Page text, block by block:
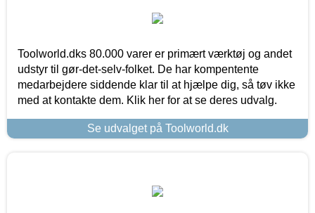
Toolworld.dks 80.000 varer er primært værktøj og andet
udstyr til gør-det-selv-folket. De har kompentente
medarbejdere siddende klar til at hjælpe dig, så tøv ikke
med at kontakte dem. Klik her for at se deres udvalg.
Se udvalget på Toolworld.dk